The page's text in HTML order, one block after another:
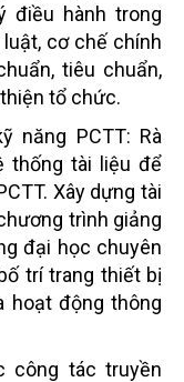
điều hành trong
cơ chế chính
tiêu chuẩn,
tổ chức.
năng PCTT: Rà
thống tài liệu để
Xây dựng tài
trình giảng
đại học chuyên
trí trang thiết bị
hoạt động thông
công tác truyền